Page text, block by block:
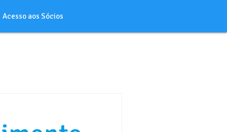
Acesso aos Sócios